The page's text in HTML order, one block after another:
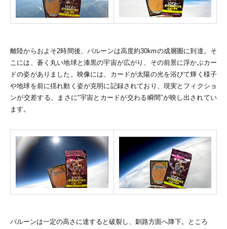
離陸からおよそ2時間後、バルーンは高度約30kmの成層圏に到達。そ
こには、蒼く丸い地球と漆黒の宇宙が広がり、その前景に浮かぶカー
ドの姿がありました。映像には、カードが太陽の光を浴びて輝く様子
や地球を前に揺れ動く姿が克明に記録されており、現実とフィクショ
ンが交差する、まさに“宇宙とカードが交わる瞬間”が映し出されてい
ます。
バルーンは一定の高さに達すると破裂し、釧路方面へ降下。ところ